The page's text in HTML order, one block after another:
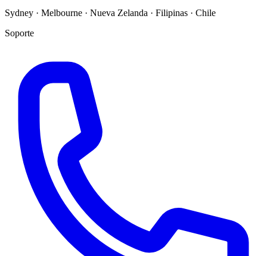
Sydney · Melbourne · Nueva Zelanda · Filipinas · Chile
Soporte